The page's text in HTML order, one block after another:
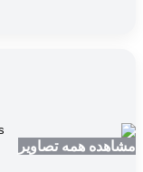
مشاهده همه تصاویر